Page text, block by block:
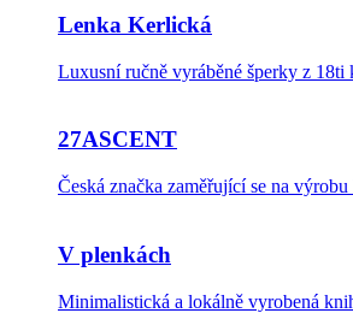
Lenka Kerlická
Luxusní ručně vyráběné šperky z 18ti
27ASCENT
Česká značka zaměřující se na
V plenkách
Minimalistická a lokálně vyrobená